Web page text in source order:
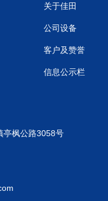
关于佳田
公司设备
客户及赞誉
信息公示栏
亭枫公路3058号